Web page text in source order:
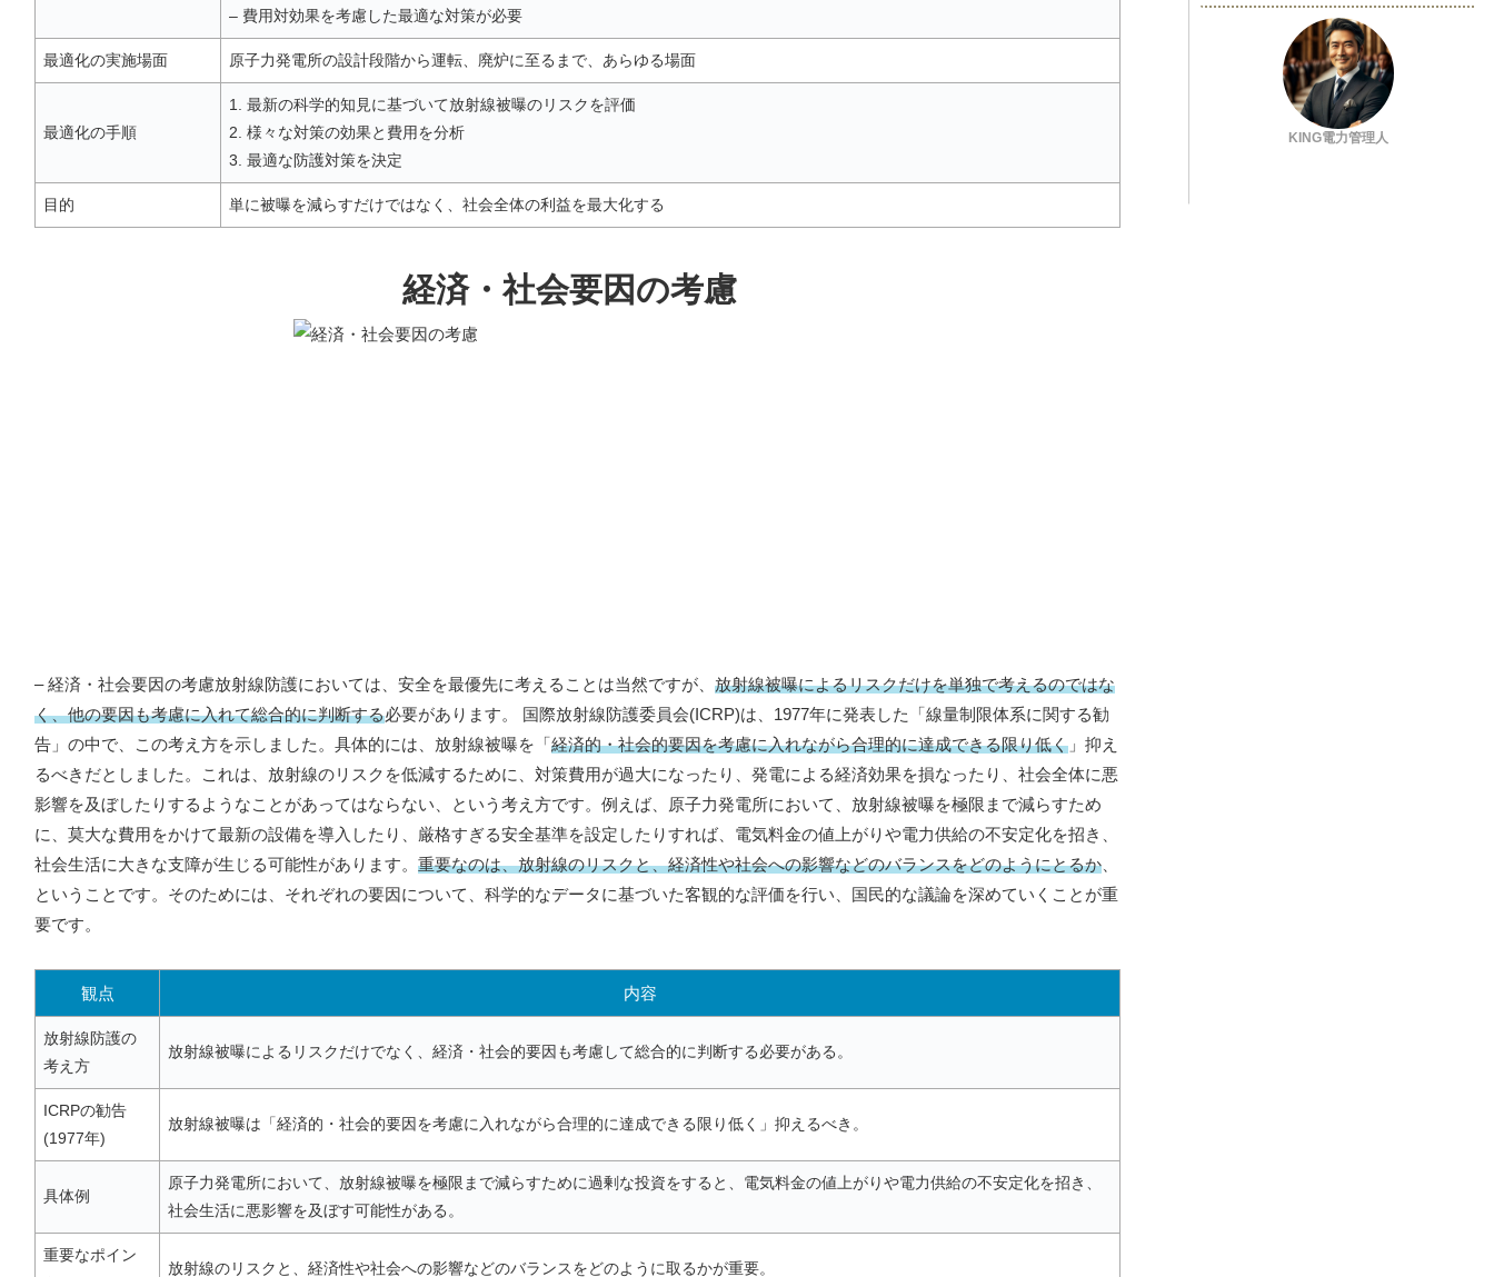
– 費用対効果を考慮した最適な対策が必要
最適化の実施場面 原子力発電所の設計段階から運転、廃炉に至るまで、あらゆる場面
最適化の手順
1. 最新の科学的知見に基づいて放射線被曝のリスクを評価
2. 様々な対策の効果と費用を分析
3. 最適な防護対策を決定
目的 単に被曝を減らすだけではなく、社会全体の利益を最大化する
経済・社会要因の考慮
– 経済・社会要因の考慮放射線防護においては、安全を最優先に考えることは当然ですが、 放射線被曝によるリスクだけを単独で考えるのではな
く、他の要因も考慮に入れて総合的に判断する必要があります。 国際放射線防護委員会(ICRP)は、1977年に発表した「線量制限体系に関する勧
告」の中で、この考え方を示しました。具体的には、放射線被曝を「経済的・社会的要因を考慮に入れながら合理的に達成できる限り低く 」抑え
るべきだとしました。これは、放射線のリスクを低減するために、対策費用が過大になったり、発電による経済効果を損なったり、社会全体に悪
影響を及ぼしたりするようなことがあってはならない、という考え方です。例えば、原子力発電所において、放射線被曝を極限まで減らすため
に、莫大な費用をかけて最新の設備を導入したり、厳格すぎる安全基準を設定したりすれば、電気料金の値上がりや電力供給の不安定化を招き、
社会生活に大きな支障が生じる可能性があります。 重要なのは、放射線のリスクと、経済性や社会への影響などのバランスをどのようにとるか
ということです。そのためには、それぞれの要因について、科学的なデータに基づいた客観的な評価を行い、国民的な議論を深めていくことが重
要です。
観点 内容
放射線防護の
考え方
放射線被曝によるリスクだけでなく、経済・社会的要因も考慮して総合的に判断する必要がある。
ICRPの勧告
(1977年)
放射線被曝は「経済的・社会的要因を考慮に入れながら合理的に達成できる限り低く」抑えるべき。
具体例
原子力発電所において、放射線被曝を極限まで減らすために過剰な投資をすると、電気料金の値上がりや電力供給の不安定化を招き、
社会生活に悪影響を及ぼす可能性がある。
重要なポイン
放射線のリスクと、経済性や社会への影響などのバランスをどのように取るかが重要。
KING電力管理人